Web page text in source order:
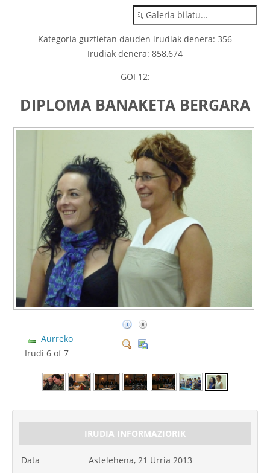
Kategoria guztietan dauden irudiak denera: 356
Irudiak denera: 858,674
GOI 12:
DIPLOMA BANAKETA BERGARA
Aurreko
Irudi 6 of 7
IRUDIA INFORMAZIORIK
Data Astelehena, 21 Urria 2013